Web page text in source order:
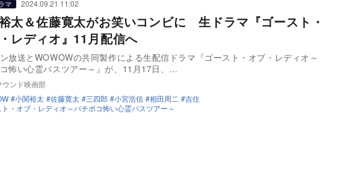
マ 2024.09.21 11:02
太＆佐藤寛太がお笑いコンビに 生ドラマ『ゴースト・
レディオ』11月配信へ
放送とWOWOWの共同製作による生配信ドラマ『ゴースト・オブ・レディオ～
怖い心霊バスツアー～』が、11月17日、…
ウンド映画部
小関裕太 佐藤寛太 三四郎 小宮浩信 相田周二
吉住
ト・オブ・レディオ～バチボコ怖い心霊バスツアー～